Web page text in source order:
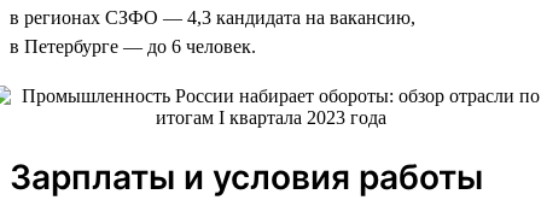
в регионах СЗФО — 4,3 кандидата на вакансию,
в Петербурге — до 6 человек.
Зарплаты и условия работы